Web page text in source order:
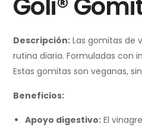
Descripción: Las gomitas de
rutina diaria. Formuladas con
Estas gomitas son veganas,
Beneficios:
Apoyo digestivo: El